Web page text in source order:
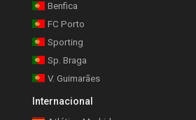
Benfica
FC Porto
Sporting
Sp. Braga
V. Guimarães
Internacional